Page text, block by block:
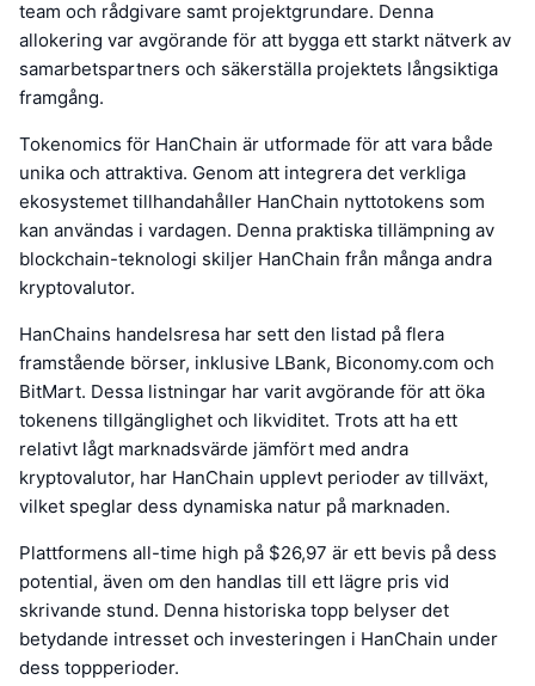
team och rådgivare samt projektgrundare. Denna
allokering var avgörande för att bygga ett starkt nätverk av
samarbetspartners och säkerställa projektets långsiktiga
framgång.
Tokenomics för HanChain är utformade för att vara både
unika och attraktiva. Genom att integrera det verkliga
ekosystemet tillhandahåller HanChain nyttotokens som
kan användas i vardagen. Denna praktiska tillämpning av
blockchain-teknologi skiljer HanChain från många andra
kryptovalutor.
HanChains handelsresa har sett den listad på flera
framstående börser, inklusive LBank, Biconomy.com och
BitMart. Dessa listningar har varit avgörande för att öka
tokenens tillgänglighet och likviditet. Trots att ha ett
relativt lågt marknadsvärde jämfört med andra
kryptovalutor, har HanChain upplevt perioder av tillväxt,
vilket speglar dess dynamiska natur på marknaden.
Plattformens all-time high på $26,97 är ett bevis på dess
potential, även om den handlas till ett lägre pris vid
skrivande stund. Denna historiska topp belyser det
betydande intresset och investeringen i HanChain under
dess toppperioder.